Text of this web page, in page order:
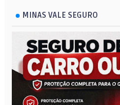
MINAS VALE SEGURO